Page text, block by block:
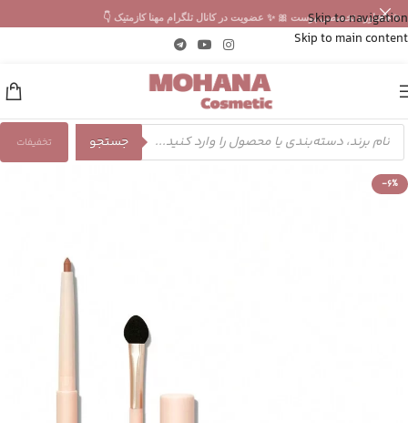
Skip to navigation
Skip to main content
✨ مشاوره تخصصی پوست 🎀 ✨ عضویت در کانال تلگرام مهنا کازمتیک 👇
جستجو تخفیفات
-6%